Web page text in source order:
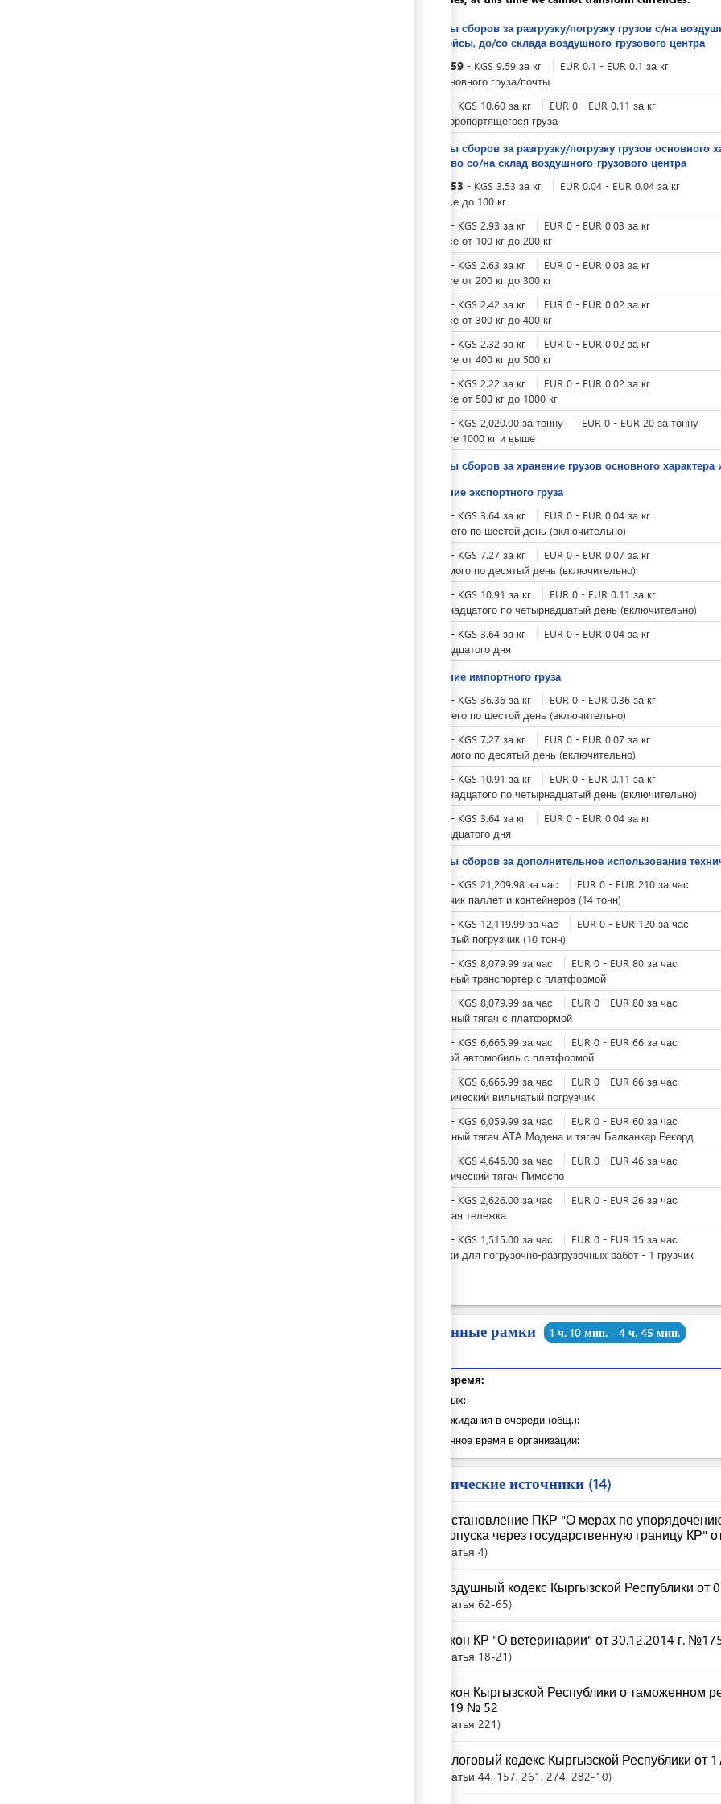
Тарифы сборов за разгрузку/погрузку грузов с/на
авиарейсы, до/со склада воздушного-грузового центра
9.59 - KGS 9.59 за кг EUR 0.1 - EUR 0.1 за кг
Для основного груза/почты
- KGS 10.60 за кг EUR 0 - EUR 0.11 за кг
Для скоропортящегося груза
Тарифы сборов за разгрузку/погрузку грузов
средство со/на склад ​воздушного-грузового центра
3.53 - KGS 3.53 за кг EUR 0.04 - EUR 0.04 за кг
при весе до 100 кг
- KGS 2.93 за кг EUR 0 - EUR 0.03 за кг
при весе от 100 кг до 200 кг
- KGS 2.63 за кг EUR 0 - EUR 0.03 за кг
при весе от 200 кг до 300 кг
- KGS 2.42 за кг EUR 0 - EUR 0.02 за кг
при весе от 300 кг до 400 кг
- KGS 2.32 за кг EUR 0 - EUR 0.02 за кг
при весе от 400 кг до 500 кг
- KGS 2.22 за кг EUR 0 - EUR 0.02 за кг
при весе от 500 кг до 1000 кг
- KGS 2,020.00 за тонну EUR 0 - EUR 20 за тонну
при весе 1000 кг и выше
Тарифы сборов за хранение грузов основного
Хранение экспортного груза
- KGS 3.64 за кг EUR 0 - EUR 0.04 за кг
с третьего по шестой день (включительно)
- KGS 7.27 за кг EUR 0 - EUR 0.07 за кг
с седьмого по десятый день (включительно)
- KGS 10.91 за кг EUR 0 - EUR 0.11 за кг
с одиннадцатого по четырнадцатый день (включительно)
- KGS 3.64 за кг EUR 0 - EUR 0.04 за кг
с пятнадцатого дня
Хранение импортного груза
- KGS 36.36 за кг EUR 0 - EUR 0.36 за кг
с третьего по шестой день (включительно)
- KGS 7.27 за кг EUR 0 - EUR 0.07 за кг
с седьмого по десятый день (включительно)
- KGS 10.91 за кг EUR 0 - EUR 0.11 за кг
с одиннадцатого по четырнадцатый день (включительно)
- KGS 3.64 за кг EUR 0 - EUR 0.04 за кг
с пятнадцатого дня
Тарифы сборов за дополнительное использование
- KGS 21,209.98 за час EUR 0 - EUR 210 за час
Погрузчик паллет и контейнеров (14 тонн)
- KGS 12,119.99 за час EUR 0 - EUR 120 за час
Вильчатый погрузчик (10 тонн)
- KGS 8,079.99 за час EUR 0 - EUR 80 за час
Ленточный транспортер с платформой
- KGS 8,079.99 за час EUR 0 - EUR 80 за час
Дизельный тягач с платформой
- KGS 6,665.99 за час EUR 0 - EUR 66 за час
Грузовой автомобиль с платформой
- KGS 6,665.99 за час EUR 0 - EUR 66 за час
Электрический вильчатый погрузчик
- KGS 6,059.99 за час EUR 0 - EUR 60 за час
Дизельный тягач АТА Модена и тягач Балканкар Рекорд
- KGS 4,646.00 за час EUR 0 - EUR 46 за час
Электрический тягач Пимеспо
- KGS 2,626.00 за час EUR 0 - EUR 26 за час
Багажная тележка
- KGS 1,515.00 за час EUR 0 - EUR 15 за час
Грузчики для погрузочно-разгрузочных работ - 1 грузчик
Временные рамки 1 ч. 10 мин. - 4 ч. 45 мин.
Общее время:
из которых:
Время ожидания в очереди (общ.):
Затраченное время в организации:
Юридические источники 14
Постановление ПКР "О мерах по
пропуска через государственную границу КР"
Статья 4
Воздушный кодекс Кыргызской Республики от
Статья 62-65
Закон КР "О ветеринарии" от 30.12.2014 г.
Статья 18-21
Закон Кыргызской Республики о таможенном
2019 № 52
Статья 221
Налоговый кодекс Кыргызской Республики от
Статьи 44, 157, 261, 274, 282-10